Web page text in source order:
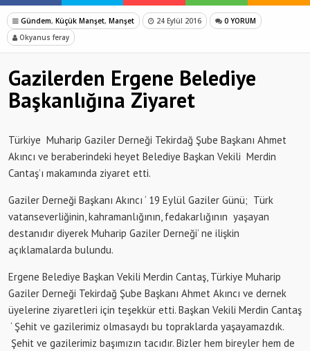
Gündem, Küçük Manşet, Manşet 24 Eylül 2016
0 YORUM
Okyanus feray
Gazilerden Ergene Belediye
Başkanlığına Ziyaret
Türkiye Muharip Gaziler Derneği Tekirdağ Şube Başkanı Ahmet
Akıncı ve beraberindeki heyet Belediye Başkan Vekili Merdin
Cantaş’ı makamında ziyaret etti.
Gaziler Derneği Başkanı Akıncı ‘ 19 Eylül Gaziler Günü; Türk
vatanseverliğinin, kahramanlığının, fedakarlığının yaşayan
destanıdır diyerek Muharip Gaziler Derneği’ ne ilişkin
açıklamalarda bulundu.
Ergene Belediye Başkan Vekili Merdin Cantaş, Türkiye Muharip
Gaziler Derneği Tekirdağ Şube Başkanı Ahmet Akıncı ve dernek
üyelerine ziyaretleri için teşekkür etti. Başkan Vekili Merdin Cantaş
‘ Şehit ve gazilerimiz olmasaydı bu topraklarda yaşayamazdık.
Şehit ve gazilerimiz başımızın tacıdır. Bizler hem bireyler hem de